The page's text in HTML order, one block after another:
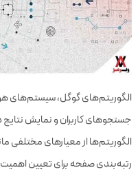
الگوریتم‌های گوگل، سیستم‌های
جستجوهای کاربران و نمایش نتایج
الگوریتم‌ها از معیارهای مختلفی
رتبه‌بندی صفحه برای تعیین